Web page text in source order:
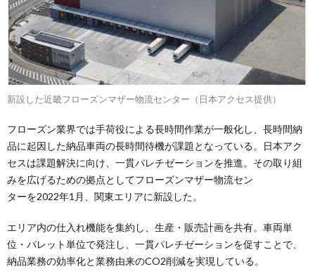
新設した近畿フローズンマザー物流センター（日本アクセス提供）
フローズン業界では手荷役による長時間作業が一般化し、長時間納
品に起因した納品車両の長時間待機が課題となっている。日本アク
セスは課題解決に向け、一貫パレチゼーションを推進。その取り組
みを広げるための拠点としてフローズンマザー物流セン
ターを2022年1月、関東エリアに新設した。
エリア内の仕入れ機能を集約し、生産・販売計画を共有。車両単
位・パレット単位で発注し、一貫パレチゼーションを促すことで、
納品業務の効率化と業務由来のCO2削減を実現している。